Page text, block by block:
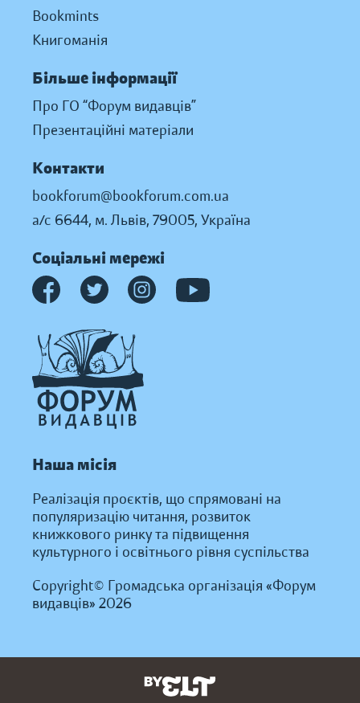
Bookmints
Книгоманія
Більше інформації
Про ГО “Форум видавців”
Презентаційні матеріали
Контакти
bookforum@bookforum.com.ua
а/с 6644, м. Львів, 79005, Україна
Соціальні мережі
Наша місія
Реалізація проєктів, що спрямовані на
популяризацію читання, розвиток
книжкового ринку та підвищення
культурного і освітнього рівня суспільства
Copyright© Громадська організація «Форум
видавців» 2026